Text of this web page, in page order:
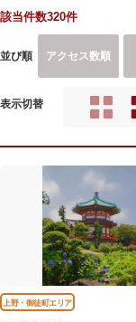
該当件数320件
並び順 アクセス数順
表示切替
上野・御徒町エリア